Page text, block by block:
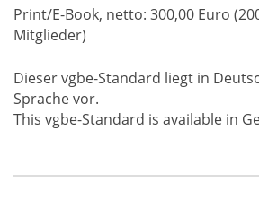
Print/E-Book, netto: 300,00 Euro
Mitglieder)
Dieser vgbe-Standard liegt in
Sprache vor.
This vgbe-Standard is available in